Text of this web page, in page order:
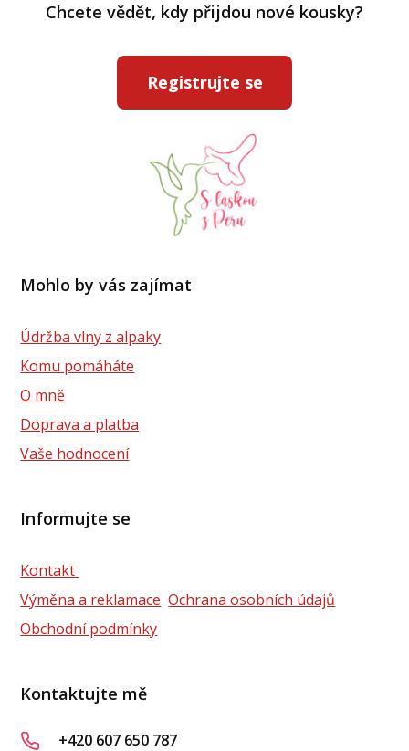
Chcete vědět, kdy přijdou nové kousky?
Registrujte se
Mohlo by vás zajímat
Údržba vlny z alpaky
Komu pomáháte
O mně
Doprava a platba
Vaše hodnocení
Informujte se
Kontakt
Výměna a reklamace Ochrana osobních údajů
Obchodní podmínky
Kontaktujte mě
+420 607 650 787